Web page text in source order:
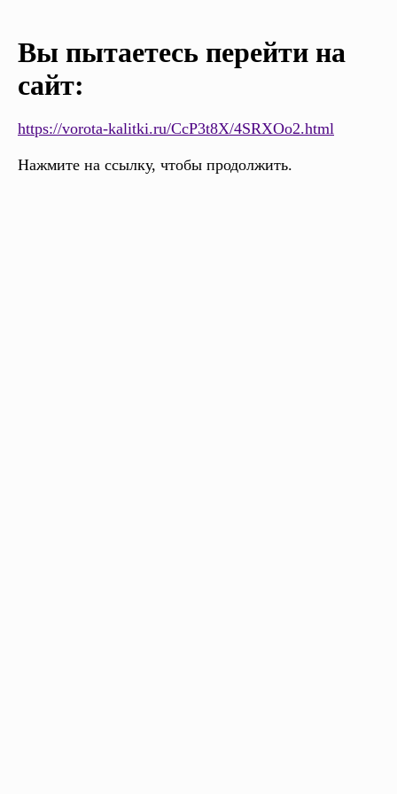
Вы пытаетесь перейти на
сайт:
https://vorota-kalitki.ru/CcP3t8X/4SRXOo2.html
Нажмите на ссылку, чтобы продолжить.